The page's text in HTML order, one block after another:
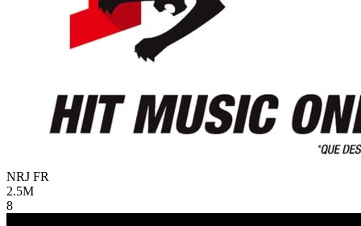
NRJ FR
2.5M
8